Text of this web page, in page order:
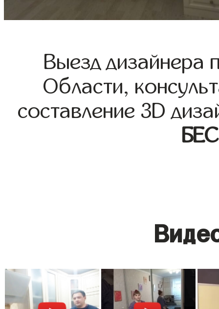
Выезд дизайнера
Области,
составление 3D